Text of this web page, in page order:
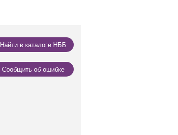
Найти в каталоге НББ
Сообщить об ошибке